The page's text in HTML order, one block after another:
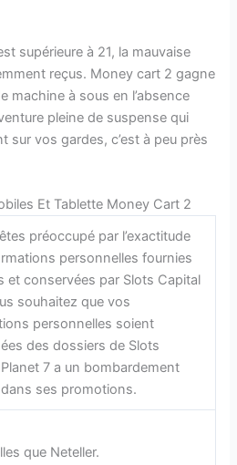
supérieure à 21, la mauvaise
reçus. Money cart 2 gagne
machine à sous en l’absence
pleine de suspense qui
sur vos gardes, c’est à peu près
Et Tablette Money Cart 2
préoccupé par l’exactitude
personnelles fournies
et conservées par Slots Capital
souhaitez que vos
personnelles soient
des dossiers de Slots
7 a un bombardement
dans ses promotions.
que Neteller.